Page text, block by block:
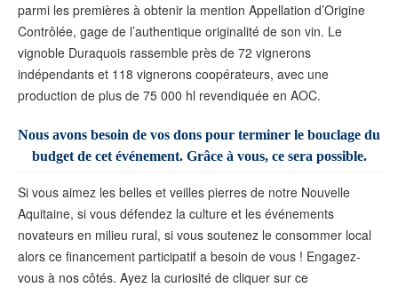
parmi les premières à obtenir la mention Appellation d’Origine
Contrôlée, gage de l’authentique originalité de son vin. Le
vignoble Duraquois rassemble près de 72 vignerons
indépendants et 118 vignerons coopérateurs, avec une
production de plus de 75 000 hl revendiquée en AOC.
Nous avons besoin de vos dons pour terminer le bouclage du
budget de cet événement. Grâce à vous, ce sera possible.
Si vous aimez les belles et veilles pierres de notre Nouvelle
Aquitaine, si vous défendez la culture et les événements
novateurs en milieu rural, si vous soutenez le consommer local
alors ce financement participatif a besoin de vous ! Engagez-
vous à nos côtés. Ayez la curiosité de cliquer sur ce